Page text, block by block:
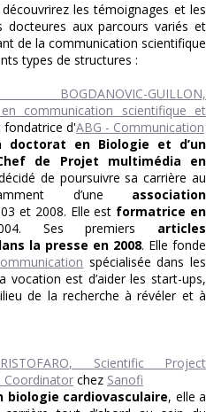
les témoignages et les
docteures aux parcours variés et
de la communication scientifique
types de structures :
BOGDANOVIC-GUILLON,
communication scientifique et
fondatrice d'ABG - Communication
doctorat en Biologie et d’un
de Projet multimédia en
de poursuivre sa carrière au
d’une association
et 2008. Elle est formatrice en
Ses premiers articles
la presse en 2008. Elle fonde
spécialisée dans les
vocation est d’aider les start-ups,
de la recherche à révéler et à
Scientific Project
Coordinator chez Sanofi
biologie cardiovasculaire, elle a